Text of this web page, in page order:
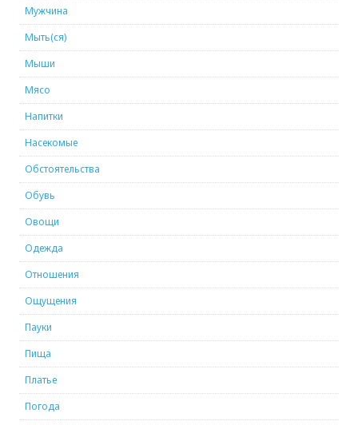
Мужчина
Мыть(ся)
Мыши
Мясо
Напитки
Насекомые
Обстоятельства
Обувь
Овощи
Одежда
Отношения
Ощущения
Пауки
Пища
Платье
Погода